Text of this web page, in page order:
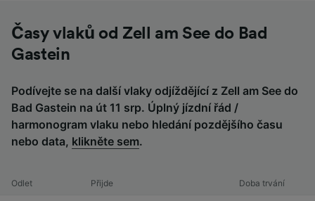
Časy vlaků od Zell am See do Bad
Gastein
Podívejte se na další vlaky odjíždějící z Zell am See do
Bad Gastein na út 11 srp. Úplný jízdní řád /
harmonogram vlaku nebo hledání pozdějšího času
nebo data, klikněte sem.
Odlet Přijde Doba trvání